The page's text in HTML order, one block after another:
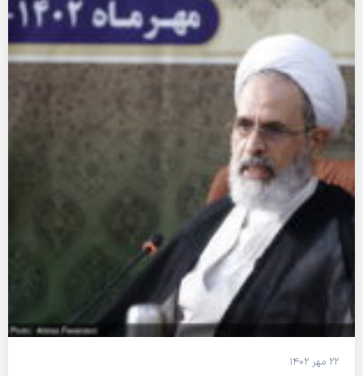
۲۲ مهر ۱۴۰۲